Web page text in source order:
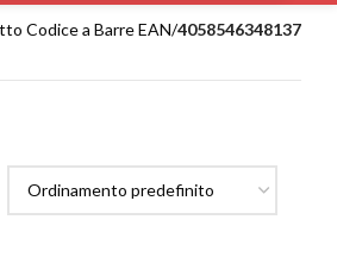
Codice a Barre EAN/4058546348137